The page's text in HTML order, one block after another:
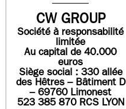
CW GROUP
Société à responsabilité
limitée
Au capital de 40.000
euros
Siège social : 330 allée
des Hêtres – Bâtiment D
– 69760 Limonest
523 385 870 RCS LYON